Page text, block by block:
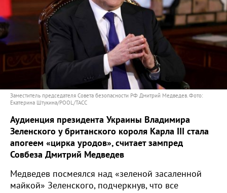
Заместитель председателя Совета безопасности РФ Дмитрий Медведев. Фото:
Екатерина Штукина/POOL/ТАСС
Аудиенция президента Украины Владимира
Зеленского у британского короля Карла
III стала
апогеем «цирка уродов», считает зампред
Совбеза Дмитрий Медведев
Медведев посмеялся над «зеленой засаленной
майкой» Зеленского, подчеркнув, что все